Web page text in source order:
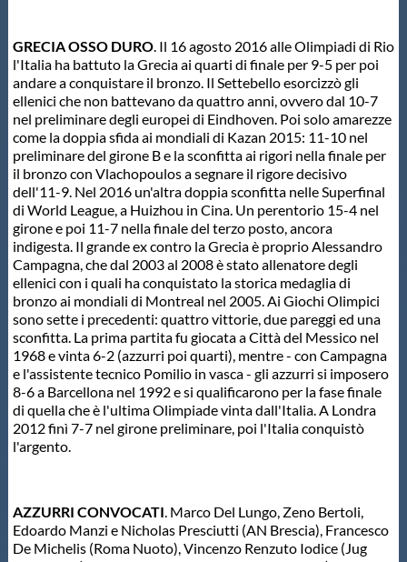
Archivio News
Flash News
Galleria fotografica
Videogallery
Intranet
Webmail
Contatti
Mappa del sito
GRECIA OSSO DURO. Il 16 agosto 2016 alle Olimpiadi di Rio
l'Italia ha battuto la Grecia ai quarti di finale per 9-5 per poi
andare a conquistare il bronzo. Il Settebello esorcizzò gli
ellenici che non battevano da quattro anni, ovvero dal 10-7
nel preliminare degli europei di Eindhoven. Poi solo amarezze
come la doppia sfida ai mondiali di Kazan 2015: 11-10 nel
preliminare del girone B e la sconfitta ai rigori nella finale per
il bronzo con Vlachopoulos a segnare il rigore decisivo
dell'11-9. Nel 2016 un'altra doppia sconfitta nelle Superfinal
di World League, a Huizhou in Cina. Un perentorio 15-4 nel
girone e poi 11-7 nella finale del terzo posto, ancora
indigesta. Il grande ex contro la Grecia è proprio Alessandro
Campagna, che dal 2003 al 2008 è stato allenatore degli
ellenici con i quali ha conquistato la storica medaglia di
bronzo ai mondiali di Montreal nel 2005. Ai Giochi Olimpici
sono sette i precedenti: quattro vittorie, due pareggi ed una
sconfitta. La prima partita fu giocata a Città del Messico nel
1968 e vinta 6-2 (azzurri poi quarti), mentre - con Campagna
e l'assistente tecnico Pomilio in vasca - gli azzurri si imposero
8-6 a Barcellona nel 1992 e si qualificarono per la fase finale
di quella che è l'ultima Olimpiade vinta dall'Italia. A Londra
2012 finì 7-7 nel girone preliminare, poi l'Italia conquistò
l'argento.
AZZURRI CONVOCATI. Marco Del Lungo, Zeno Bertoli,
Edoardo Manzi e Nicholas Presciutti (AN Brescia), Francesco
De Michelis (Roma Nuoto), Vincenzo Renzuto Iodice (Jug